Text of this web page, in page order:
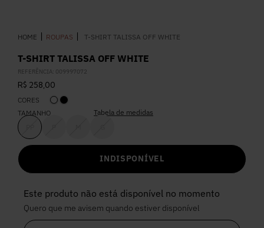
ROUPAS T-SHIRT TALISSA OFF WHITE
T-SHIRT TALISSA OFF WHITE
REFERÊNCIA: 009997072
R$ 258,00
CORES
TAMANHO
Tabela de medidas
INDISPONÍVEL
Este produto não está disponível no momento
Quero que me avisem quando estiver disponível
8 Calça Jeans
9 º Camisa
10º Vestido Branco